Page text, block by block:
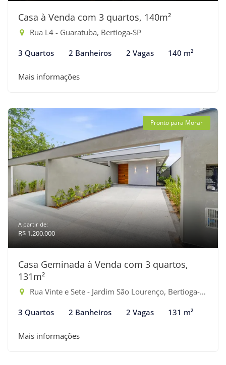
Casa à Venda com 3 quartos, 140m²
Rua L4 - Guaratuba, Bertioga-SP
3 Quartos 2 Banheiros 2 Vagas 140 m²
Mais informações
Pronto para Morar
A partir de:
R$ 1.200.000
Casa Geminada à Venda com 3 quartos,
131m²
Rua Vinte e Sete - Jardim São Lourenço, Bertioga-SP
3 Quartos 2 Banheiros 2 Vagas 131 m²
Mais informações